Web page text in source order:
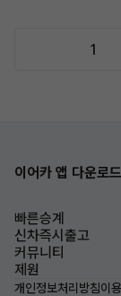
1
이어카 앱 다운로드
빠른승계
신차즉시출고
커뮤니티
제원
개인정보처리방침이